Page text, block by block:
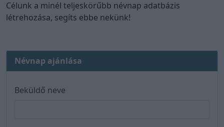
Célunk a minél teljeskörűbb névnap adatbázis
létrehozása, segíts ebbe nekünk!
Névnap ajánlása
Beküldő neve